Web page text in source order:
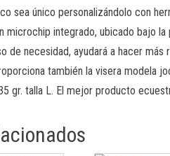
sea único personalizándolo con
microchip integrado, ubicado bajo
de necesidad, ayudará a hacer
también la visera modela
gr. talla L. El mejor producto